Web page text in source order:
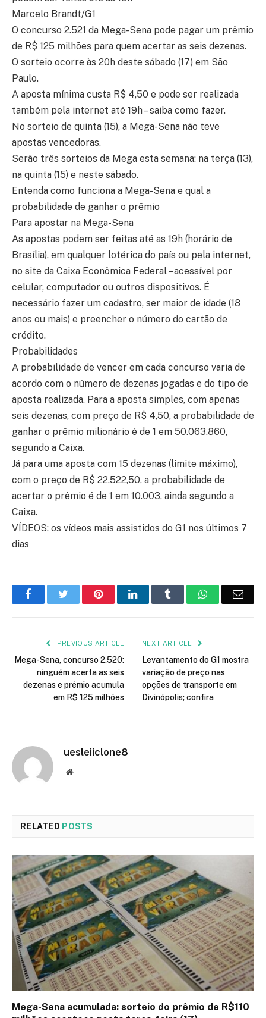
Marcelo Brandt/G1
O concurso 2.521 da Mega-Sena pode pagar um prêmio
de R$ 125 milhões para quem acertar as seis dezenas.
O sorteio ocorre às 20h deste sábado (17) em São
Paulo.
A aposta mínima custa R$ 4,50 e pode ser realizada
também pela internet até 19h – saiba como fazer.
No sorteio de quinta (15), a Mega-Sena não teve
apostas vencedoras.
Serão três sorteios da Mega esta semana: na terça (13),
na quinta (15) e neste sábado.
Entenda como funciona a Mega-Sena e qual a
probabilidade de ganhar o prêmio
Para apostar na Mega-Sena
As apostas podem ser feitas até as 19h (horário de
Brasília), em qualquer lotérica do país ou pela internet,
no site da Caixa Econômica Federal – acessível por
celular, computador ou outros dispositivos. É
necessário fazer um cadastro, ser maior de idade (18
anos ou mais) e preencher o número do cartão de
crédito.
Probabilidades
A probabilidade de vencer em cada concurso varia de
acordo com o número de dezenas jogadas e do tipo de
aposta realizada. Para a aposta simples, com apenas
seis dezenas, com preço de R$ 4,50, a probabilidade de
ganhar o prêmio milionário é de 1 em 50.063.860,
segundo a Caixa.
Já para uma aposta com 15 dezenas (limite máximo),
com o preço de R$ 22.522,50, a probabilidade de
acertar o prêmio é de 1 em 10.003, ainda segundo a
Caixa.
VÍDEOS: os vídeos mais assistidos do G1 nos últimos 7
dias
FacebookTwitter PinterestLinkedIn Tumblr WhatsApp
PREVIOUS ARTICLE
Mega-Sena, concurso 2.520:
ninguém acerta as seis
dezenas e prêmio acumula
em R$ 125 milhões
NEXT ARTICLE
Levantamento do G1 mostra
variação de preço nas
opções de transporte em
Divinópolis; confira
uesleiiclone8
Website
RELATED POSTS
Mega-Sena acumulada: sorteio do prêmio de R$110